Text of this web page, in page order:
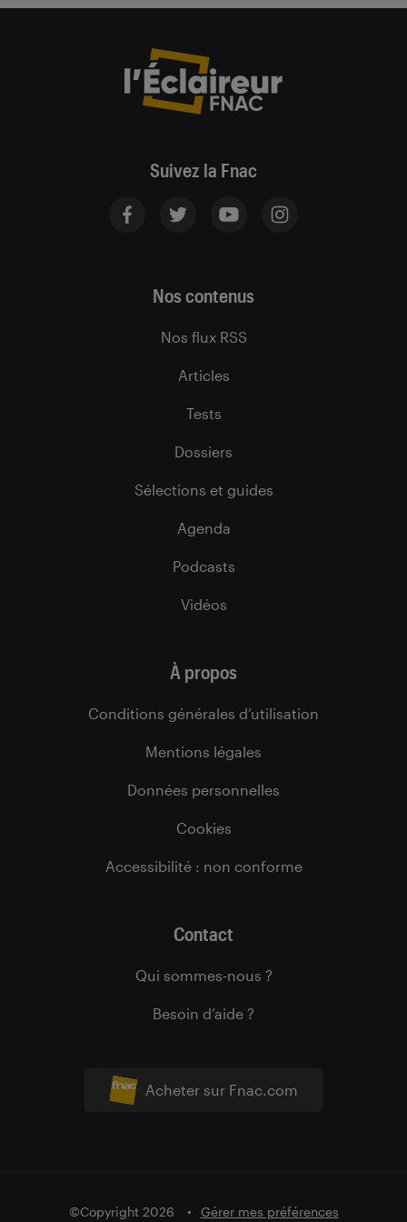
Suivez la Fnac
Acheter sur Fnac.com
Nos contenus
Nos flux RSS
Articles
Tests
Dossiers
Sélections et guides
Agenda
Podcasts
Vidéos
À propos
Conditions générales d’utilisation
Mentions légales
Données personnelles
Cookies
Accessibilité : non conforme
Contact
Qui sommes-nous ?
Besoin d’aide ?
©Copyright 2026 Gérer mes préférences